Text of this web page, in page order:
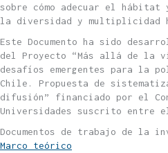
sobre cómo adecuar el
la diversidad y multiplicidad
Este Documento ha sido
del Proyecto “Más allá de la
desafíos emergentes para la
Chile. Propuesta de
difusión” financiado por el
Universidades suscrito entre el
Documentos de trabajo de la
Marco teórico